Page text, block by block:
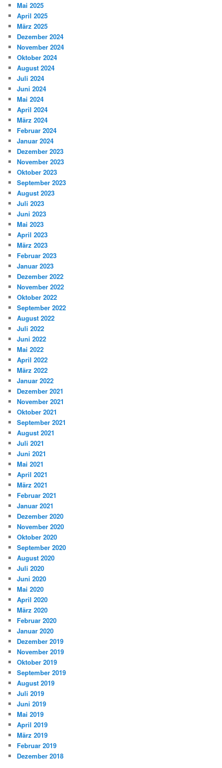
Mai 2025
April 2025
März 2025
Dezember 2024
November 2024
Oktober 2024
August 2024
Juli 2024
Juni 2024
Mai 2024
April 2024
März 2024
Februar 2024
Januar 2024
Dezember 2023
November 2023
Oktober 2023
September 2023
August 2023
Juli 2023
Juni 2023
Mai 2023
April 2023
März 2023
Februar 2023
Januar 2023
Dezember 2022
November 2022
Oktober 2022
September 2022
August 2022
Juli 2022
Juni 2022
Mai 2022
April 2022
März 2022
Januar 2022
Dezember 2021
November 2021
Oktober 2021
September 2021
August 2021
Juli 2021
Juni 2021
Mai 2021
April 2021
März 2021
Februar 2021
Januar 2021
Dezember 2020
November 2020
Oktober 2020
September 2020
August 2020
Juli 2020
Juni 2020
Mai 2020
April 2020
März 2020
Februar 2020
Januar 2020
Dezember 2019
November 2019
Oktober 2019
September 2019
August 2019
Juli 2019
Juni 2019
Mai 2019
April 2019
März 2019
Februar 2019
Dezember 2018